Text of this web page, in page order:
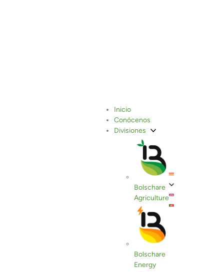
Inicio
Conócenos
Divisiones
Bolschare
Agriculture
Bolschare
Energy
Añade aquí tu texto de cabecera
Lorem ipsum dolor sit amet, consectetur adipiscing elit. Ut elit
tellus, luctus nec ullamcorper mattis, pulvinar dapibus leo.